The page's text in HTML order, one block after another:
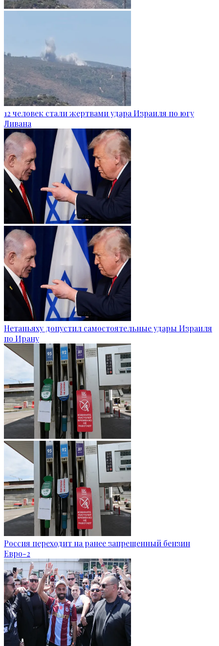
12 человек стали жертвами удара Израиля по югу
Ливана
Нетаньяху допустил самостоятельные удары Израиля
по Ирану
Россия переходит на ранее запрещенный бензин
Евро-2